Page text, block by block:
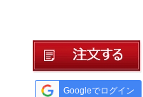
Googleでログイン